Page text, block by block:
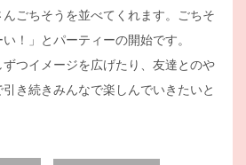
ごちそうを並べてくれます。ごちそ
！」とパーティーの開始です。
つイメージを広げたり、友達とのや
き続きみんなで楽しんでいきたいと